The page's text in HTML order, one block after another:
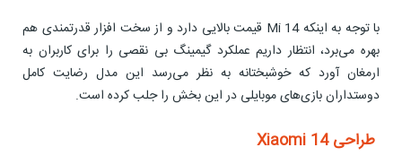
با توجه به اینکه Mi 14 قیمت بالایی دارد و از سخت افزار قدرتمندی هم
بهره می‌برد، انتظار داریم عملکرد گیمینگ بی نقصی را برای کاربران به
ارمغان آورد که خوشبختانه به نظر می‌رسد این مدل رضایت کامل
دوستداران بازی‌های موبایلی در این بخش را جلب کرده است.
طراحی Xiaomi 14